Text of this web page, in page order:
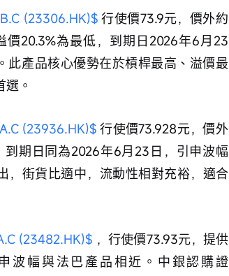
(23306.HK)$ 行使價73.9元，價外約
價20.3%為最低，到期日2026年6月23
此產品核心優勢在於槓桿最高、溢價最
。
(23936.HK)$ 行使價73.928元，價外
到期日同為2026年6月23日，引申波幅
，街貨比適中，流動性相對充裕，適合
(23482.HK)$ ，行使價73.93元，提供
波幅與法巴產品相近。中銀認購證